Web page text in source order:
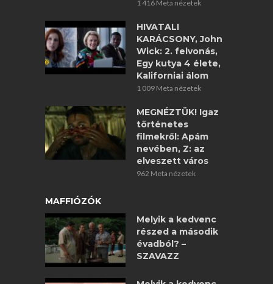
1 416 Meta nézetek
HIVATALI
KARÁCSONY, John
Wick: 2. felvonás,
Egy kutya 4 élete,
Kaliforniai álom
1 009 Meta nézetek
MEGNÉZTÜK! Igaz
történetes
filmekről: Apám
nevében, Z: az
elveszett város
962 Meta nézetek
MAFFIÓZÓK
Melyik a kedvenc
részed a második
évadból? –
SZAVAZZ